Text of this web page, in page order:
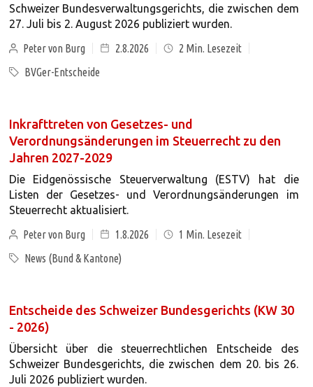
Schweizer Bundesverwaltungsgerichts, die zwischen dem
27. Juli bis 2. August 2026 publiziert wurden.
Peter von Burg
2.8.2026 2 Min. Lesezeit
BVGer-Entscheide
Inkrafttreten von Gesetzes- und
Verordnungsänderungen im Steuerrecht zu den
Jahren 2027-2029
Die Eidgenössische Steuerverwaltung (ESTV) hat die
Listen der Gesetzes- und Verordnungsänderungen im
Steuerrecht aktualisiert.
Peter von Burg
1.8.2026 1 Min. Lesezeit
News (Bund & Kantone)
Entscheide des Schweizer Bundesgerichts (KW 30
- 2026)
Übersicht über die steuerrechtlichen Entscheide des
Schweizer Bundesgerichts, die zwischen dem 20. bis 26.
Juli 2026 publiziert wurden.